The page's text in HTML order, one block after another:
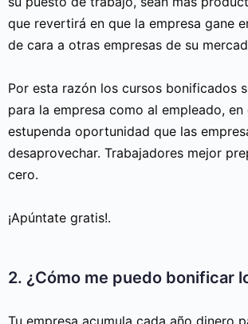
que revertirá en que la empresa gane
de cara a otras empresas de su
Por esta razón los cursos bonificados
para la empresa como al empleado,
estupenda oportunidad que las
desaprovechar. Trabajadores mejor
cero.
¡Apúntate gratis!.
2. ¿Cómo me puedo bonificar